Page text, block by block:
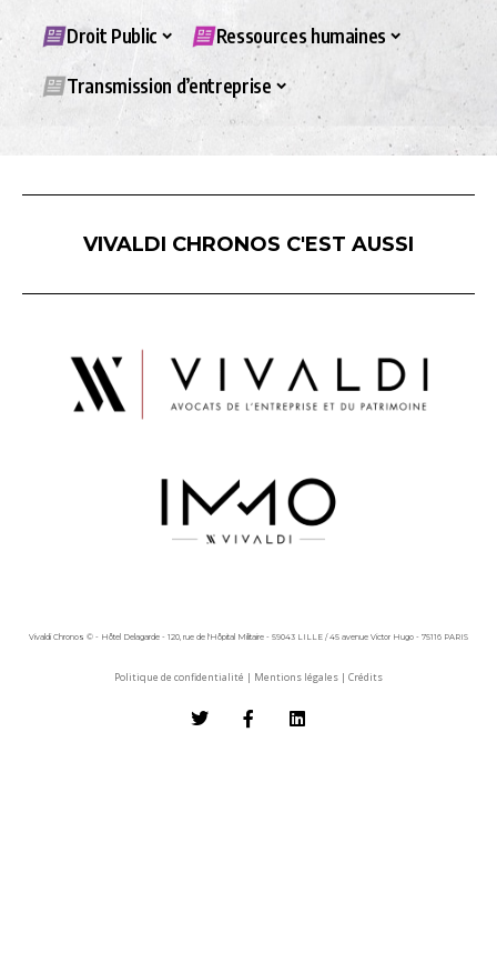
Droit Public Ressources humaines
Transmission d’entreprise
VIVALDI CHRONOS C'EST AUSSI
Vivaldi Chronos © - Hôtel Delagarde - 120, rue de l'Hôpital Militaire - 59043 LILLE / 45 avenue Victor Hugo - 75116 PARIS
Politique de confidentialité | Mentions légales | Crédits